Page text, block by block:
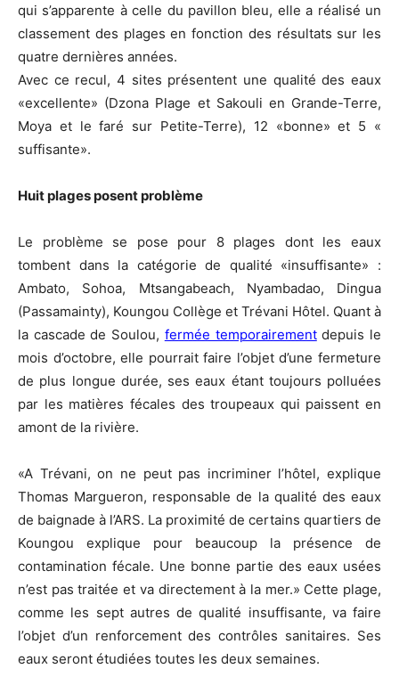
qui s’apparente à celle du pavillon bleu, elle a réalisé un
classement des plages en fonction des résultats sur les
quatre dernières années.
Avec ce recul, 4 sites présentent une qualité des eaux
«excellente» (Dzona Plage et Sakouli en Grande-Terre,
Moya et le faré sur Petite-Terre), 12 «bonne» et 5 «
suffisante».
Huit plages posent problème
Le problème se pose pour 8 plages dont les eaux
tombent dans la catégorie de qualité «insuffisante» :
Ambato, Sohoa, Mtsangabeach, Nyambadao, Dingua
(Passamainty), Koungou Collège et Trévani Hôtel. Quant à
la cascade de Soulou, fermée temporairementdepuis le
mois d’octobre, elle pourrait faire l’objet d’une fermeture
de plus longue durée, ses eaux étant toujours polluées
par les matières fécales des troupeaux qui paissent en
amont de la rivière.
«A Trévani, on ne peut pas incriminer l’hôtel, explique
Thomas Margueron, responsable de la qualité des eaux
de baignade à l’ARS. La proximité de certains quartiers de
Koungou explique pour beaucoup la présence de
contamination fécale. Une bonne partie des eaux usées
n’est pas traitée et va directement à la mer.» Cette plage,
comme les sept autres de qualité insuffisante, va faire
l’objet d’un renforcement des contrôles sanitaires. Ses
eaux seront étudiées toutes les deux semaines.